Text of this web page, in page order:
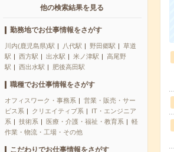
他の検索結果を見る
勤務地でお仕事情報をさがす
川内(鹿児島県)駅 八代駅 野田郷駅
草道
駅
西方駅 出水駅 米ノ津駅
高尾野
駅
西出水駅 肥後高田駅
職種でお仕事情報をさがす
オフィスワーク・事務系
営業・販売・サー
ビス系
クリエイティブ系
IT・エンジニア
系
技術系 医療・介護・福祉・教育系
軽
作業・物流・工場・その他
こだわりでお仕事情報をさがす